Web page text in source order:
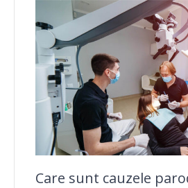
Care sunt cauzele